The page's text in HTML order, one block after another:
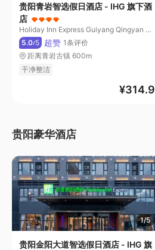
贵阳青岩智选假日酒店 - IHG 旗下酒
店
Holiday Inn Express Guiyang Qingyan by IHG
5.0/5 超赞 1条评价
距离青岩古镇 600m
干净整洁
¥314.9
贵阳豪华酒店
1/5
贵阳金阳大道智选假日酒店 - IHG 旗